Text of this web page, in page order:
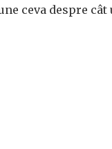
ceva despre